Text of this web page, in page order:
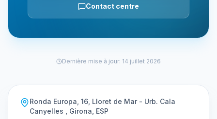
Contact centre
Dernière mise à jour: 14 juillet 2026
Ronda Europa, 16, Lloret de Mar - Urb. Cala
Canyelles , Girona, ESP